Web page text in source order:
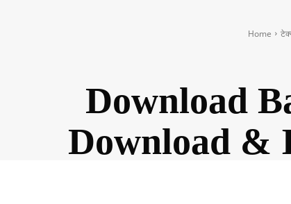
Home
Download
Download &